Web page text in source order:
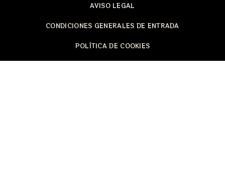
AVISO LEGAL
CONDICIONES GENERALES DE ENTRADA
POLÍTICA DE COOKIES